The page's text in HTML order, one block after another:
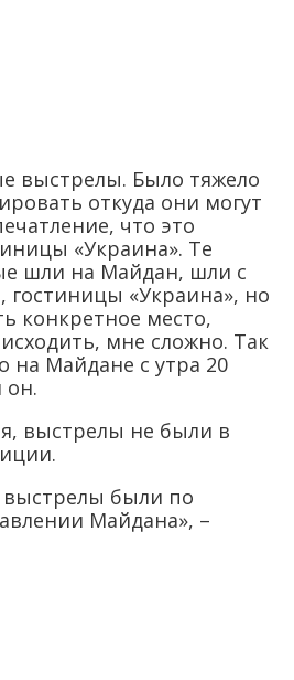
выстрелы. Было тяжело
откуда они могут
что это
«Украина». Те
шли на Майдан, шли с
гостиницы «Украина», но
конкретное место,
мне сложно. Так
на Майдане с утра 20
он.
выстрелы не были в
выстрелы были по
Майдана», –